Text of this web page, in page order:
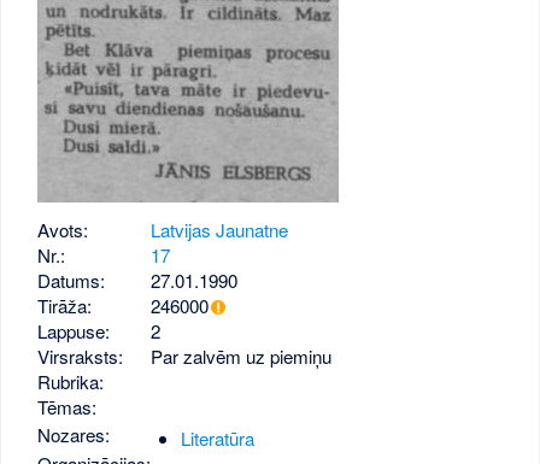
Avots:
Latvijas Jaunatne
Nr.:
17
Datums:
27.01.1990
Tirāža:
246000
Lappuse:
2
Virsraksts:
Par zalvēm uz piemiņu
Rubrika:
Tēmas:
Nozares:
Literatūra